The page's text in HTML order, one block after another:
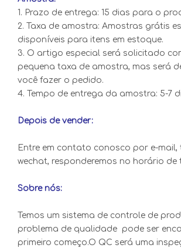
1. Prazo de entrega: 15 dias para o
2. Taxa de amostra: Amostras grátis
disponíveis para itens em estoque.
3. O artigo especial será solicitado
pequena taxa de amostra, mas será
você fazer o pedido.
4. Tempo de entrega da amostra: 5-7
Depois de vender:
Entre em contato conosco por e-mail,
wechat, responderemos no horário de
Sobre nós:
Temos um sistema de controle de
problema de qualidade pode ser
primeiro começo.O QC será uma